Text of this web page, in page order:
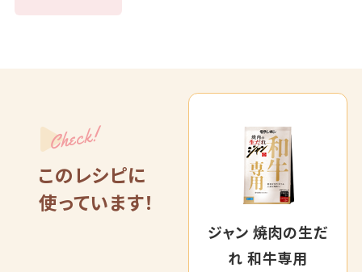
Check!
このレシピに
使っています！
ジャン 焼肉の生だ
れ 和牛専用